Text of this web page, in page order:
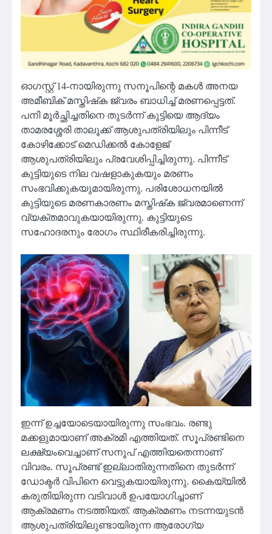
ഓഗസ്റ്റ് 14-നായിരുന്നു സനൂപിന്റെ മകള്‍ അനയ
അമീബിക് മസ്തിഷ്‌ക ജ്വരം ബാധിച്ച് മരണപ്പെട്ടത്.
പനി മൂര്‍ച്ഛിച്ചതിനെ തുടര്‍ന്ന് കുട്ടിയെ ആദ്യം
താമരശ്ശേരി താലൂക്ക് ആശുപത്രിയിലും പിന്നീട്
കോഴിക്കോട് മെഡിക്കല്‍ കോളേജ്
ആശുപത്രിയിലും പ്രവേശിപ്പിച്ചിരുന്നു. പിന്നീട്
കുട്ടിയുടെ നില വഷളാകുകയും മരണം
സംഭവിക്കുകയുമായിരുന്നു. പരിശോധനയിൽ
കുട്ടിയുടെ മരണകാരണം മസ്തിഷ്‌ക ജ്വരമാണെന്ന്
വ്യക്തമാവുകയായിരുന്നു. കുട്ടിയുടെ
സഹോദരനും രോ​ഗം സ്ഥിരീകരിച്ചിരുന്നു.
ഇന്ന് ഉച്ചയോടെയായിരുന്നു സംഭവം. രണ്ടു
മക്കളുമായാണ് അക്രമി എത്തിയത്. സൂപ്രണ്ടിനെ
ലക്ഷ്യംവെച്ചാണ് സനൂപ് എത്തിയതെന്നാണ്
വിവരം. സൂപ്രണ്ട് ഇല്ലാതിരുന്നതിനെ തുടർന്ന്
ഡോക്ടര്‍ വിപിനെ വെട്ടുകയായിരുന്നു. കൈയ്യിൽ
കരുതിയിരുന്ന വടിവാള്‍ ഉപയോഗിച്ചാണ്
ആക്രമണം നടത്തിയത്. ആക്രമണം നടന്നയുടൻ
ആശുപത്രിയിലുണ്ടായിരുന്ന ആരോഗ്യ